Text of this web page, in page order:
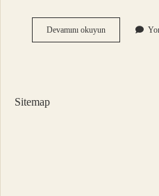
Devamını okuyunWhy
Is
Sitemap